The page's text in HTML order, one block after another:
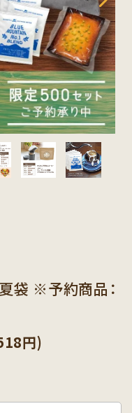
袋 ※予約商品：
円)